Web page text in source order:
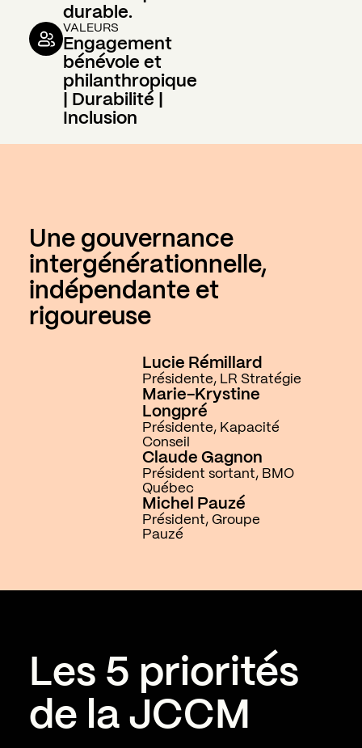
durable.
VALEURS
Engagement
bénévole et
philanthropique
| Durabilité |
Inclusion
Une gouvernance
intergénérationnelle,
indépendante et
rigoureuse
Lucie Rémillard
Présidente, LR Stratégie
Marie-Krystine
Longpré
Présidente, Kapacité
Conseil
Claude Gagnon
Président sortant, BMO
Québec
Michel Pauzé
Président, Groupe
Pauzé
Les 5 priorités
de la JCCM